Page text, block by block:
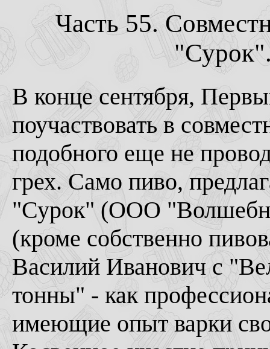
Часть 55.
В конце сентября,
поучаствовать в
подобного еще не
грех. Само пиво,
"Сурок" (ООО
(кроме собственно
Василий Иванович с
тонны" - как
имеющие опыт варки